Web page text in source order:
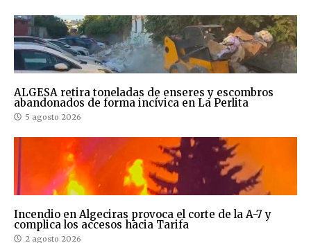
ALGESA retira toneladas de enseres y escombros
abandonados de forma incívica en La Perlita
5 agosto 2026
Incendio en Algeciras provoca el corte de la A-7 y
complica los accesos hacia Tarifa
2 agosto 2026